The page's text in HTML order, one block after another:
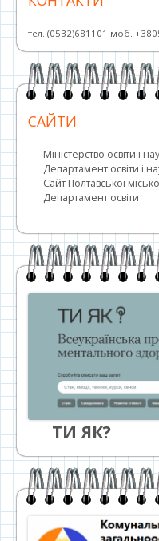
тел. (0532)681101 моб.
САЙТИ
Міністерство освіти і
Департамент освіти і
Сайт Полтавської
Департамент освіти
ТИ ЯК?